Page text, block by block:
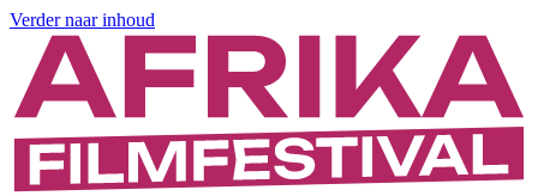
Verder naar inhoud